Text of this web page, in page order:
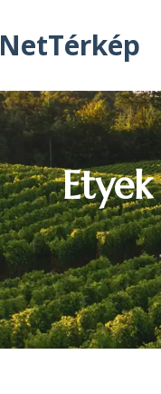
NetTérkép